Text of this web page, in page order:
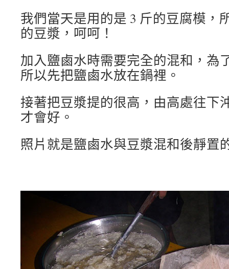
我們當天是用的是 3 斤的豆腐模，
的豆漿，呵呵！
加入鹽鹵水時需要完全的混和，為
所以先把鹽鹵水放在鍋裡。
接著把豆漿提的很高，由高處往下
才會好。
照片就是鹽鹵水與豆漿混和後靜置